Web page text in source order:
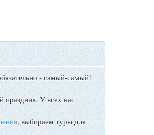
- самый-самый!
У всех нас
, выбираем туры для